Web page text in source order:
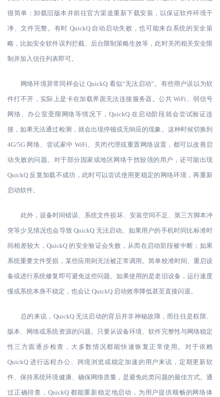
很简单：卸载旧版本并前往官方渠道重新下载安装，以保证软件环境干
净、文件完整。有时 QuickQ 自动启动失败，也可能来自系统的安全策
略，比如安全软件误判拦截、后台限制策略生效等，此时关闭相关安全限
制并加入信任列表即可。
网络环境异常同样会让 QuickQ 看似“无法启动”。有些用户误以为软
件打不开，实际上是卡在加载界面无法连接服务器。公共 WiFi、弱信号
网络、办公室受限网络等情况下，QuickQ 在启动阶段就会尝试验证连
接，如果无法通过检测，就会出现停顿或无响应的现象。这种时候切换到
4G/5G 网络、尝试家中 WiFi、关闭代理或重置网络设置，都可以改善启
动失败的问题。对于部分国家或地区网络干扰较强的用户，还可能出现
QuickQ 反复加载不成功，此时可以尝试使用更稳定的网络环境，再重新
启动软件。
此外，设备时间错误、系统文件损坏、安装空间不足、第三方脚本冲
突等少见情况也会导致 QuickQ 无法启动。如果用户的手机时间比标准时
间相差较大，QuickQ 的安全验证会失败，从而在启动阶段被中断；如果
系统重要文件受损，某些应用则无法被正常调用。简单校准时间、重启设
备或进行系统修复即可避免这些问题。如果使用的是老旧设备，运行速度
慢或系统本身不稳定，也会让 QuickQ 启动效率降低甚至直接闪退。
总的来说， QuickQ 无法启动的背后并非神秘故障，而往往是权限、
版本、网络或系统资源的问题。只要从设备环境、软件完整性与网络稳定
性三方面逐步检查，大多数情况都能快速恢复正常使用。对于依赖
QuickQ 进行远程办公、跨境浏览或稳定加速的用户来说，定期更新软
件、保持系统环境健康、确保网络质量，是避免此类问题的最佳方式。通
过正确排查，QuickQ 都能重新稳定地启动，为用户提供顺畅的网络体